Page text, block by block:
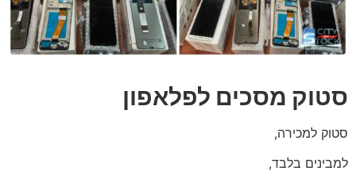
סטוק מסכים לפלאפון
סטוק למכירה,
למבינים בלבד,